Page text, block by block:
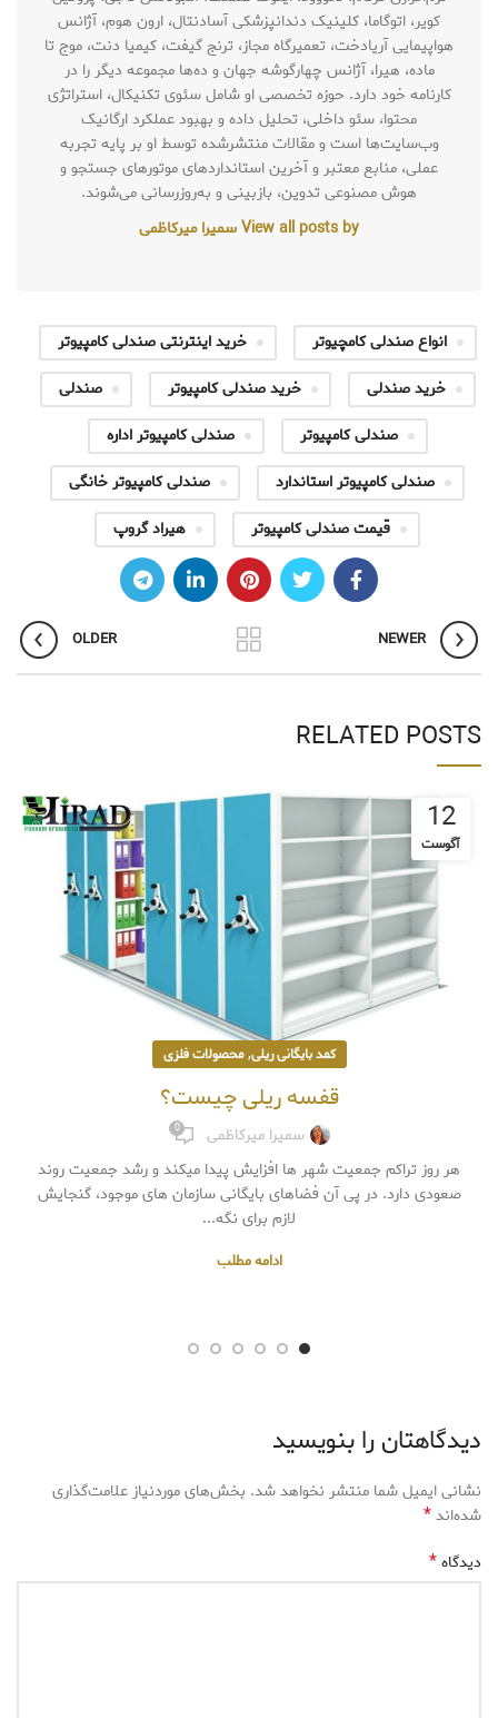
کویر، اتوگاما، کلینیک دندانپزشکی آسادنتال، ارون هوم، آژانس
هواپیمایی آریادخت، تعمیرگاه مجاز، ترنج گیفت، کیمیا دنت، موج تا
ماده، هیرا، آژانس چهارگوشه جهان و ده‌ها مجموعه دیگر را در
کارنامه خود دارد. حوزه تخصصی او شامل سئوی تکنیکال، استراتژی
محتوا، سئو داخلی، تحلیل داده و بهبود عملکرد ارگانیک
وب‌سایت‌ها است و مقالات منتشرشده توسط او بر پایه تجربه
عملی، منابع معتبر و آخرین استانداردهای موتورهای جستجو و
هوش مصنوعی تدوین، بازبینی و به‌روزرسانی می‌شوند.
View all posts by سمیرا میرکاظمی
انواع صندلی کامچیوتر
خرید اینترنتی صندلی کامپیوتر
خرید صندلی
خرید صندلی کامپیوتر
صندلی
صندلی کامپیوتر
صندلی کامپیوتر اداره
صندلی کامپیوتر استاندارد
صندلی کامپیوتر خانگی
قیمت صندلی کامپیوتر
هیراد گروپ
NEWER
OLDER
RELATED POSTS
12
آگوست
کمد بایگانی ریلی,محصولات فلزی
قفسه ریلی چیست؟
سمیرا میرکاظمی 0
هر روز تراکم جمعیت شهر ها افزایش پیدا میکند و رشد جمعیت روند
صعودی دارد. در پی آن فضاهای بایگانی سازمان های موجود، گنجایش
لازم برای نگه...
ادامه مطلب
دیدگاهتان را بنویسید
نشانی ایمیل شما منتشر نخواهد شد. بخش‌های موردنیاز علامت‌گذاری
شده‌اند*
دیدگاه*